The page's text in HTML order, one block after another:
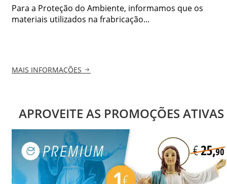
Para a Proteção do Ambiente, informamos que os
materiais utilizados na frabricação...
MAIS INFORMAÇÕES
APROVEITE AS PROMOÇÕES ATIVAS